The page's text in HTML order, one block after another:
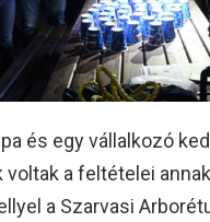
és egy vállalkozó
a feltételei
a Szarvasi